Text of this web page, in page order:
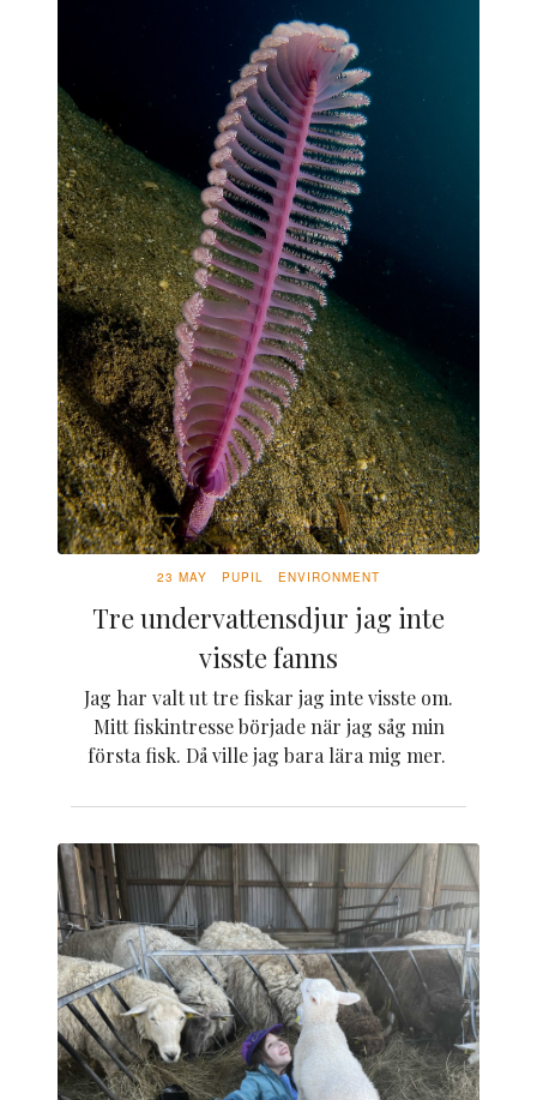
23 MAY PUPIL ENVIRONMENT
Tre undervattensdjur jag inte
visste fanns
Jag har valt ut tre fiskar jag inte visste om.
Mitt fiskintresse började när jag såg min
första fisk. Då ville jag bara lära mig mer.